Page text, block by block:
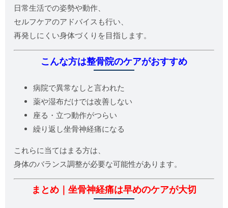
日常生活での姿勢や動作、
セルフケアのアドバイスも行い、
再発しにくい身体づくりを目指します。
こんな方は整骨院のケアがおすすめ
病院で異常なしと言われた
薬や湿布だけでは改善しない
座る・立つ動作がつらい
繰り返し坐骨神経痛になる
これらに当てはまる方は、
身体のバランス調整が必要な可能性があります。
まとめ｜坐骨神経痛は早めのケアが大切